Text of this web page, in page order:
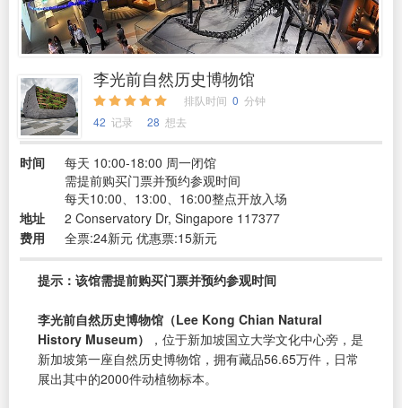
李光前自然历史博物馆
排队时间 0 分钟
42 记录 28 想去
时间
每天 10:00-18:00 周一闭馆
需提前购买门票并预约参观时间
每天10:00、13:00、16:00整点开放入场
地址
2 Conservatory Dr, Singapore 117377
费用
全票:24新元 优惠票:15新元
提示：该馆需提前购买门票并预约参观时间
李光前自然历史博物馆（Lee Kong Chian Natural
History Museum）
，位于新加坡国立大学文化中心旁，是
新加坡第一座自然历史博物馆，拥有藏品56.65万件，日常
展出其中的2000件动植物标本。